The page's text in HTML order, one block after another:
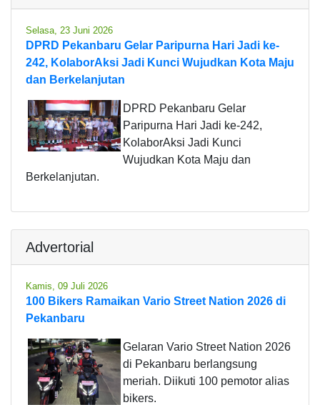
Selasa, 23 Juni 2026
DPRD Pekanbaru Gelar Paripurna Hari Jadi ke-
242, KolaborAksi Jadi Kunci Wujudkan Kota Maju
dan Berkelanjutan
DPRD Pekanbaru Gelar
Paripurna Hari Jadi ke-242,
KolaborAksi Jadi Kunci
Wujudkan Kota Maju dan
Berkelanjutan.
Advertorial
Kamis, 09 Juli 2026
100 Bikers Ramaikan Vario Street Nation 2026 di
Pekanbaru
Gelaran Vario Street Nation 2026
di Pekanbaru berlangsung
meriah. Diikuti 100 pemotor alias
bikers.